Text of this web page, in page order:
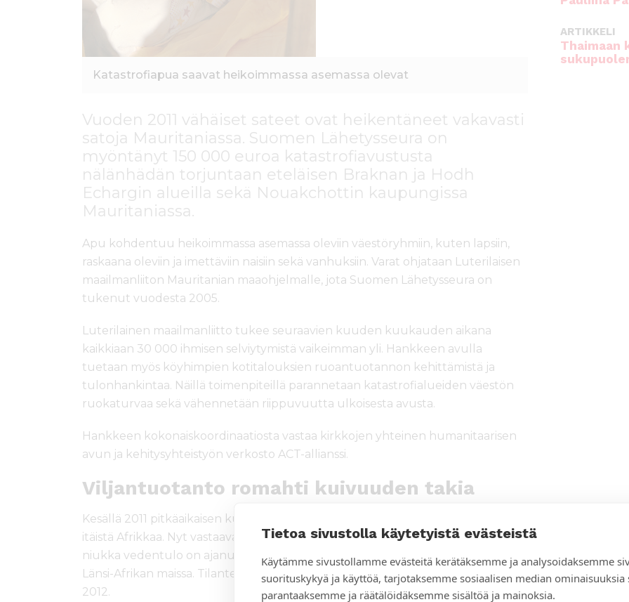
Tietoa sivustolla käytetyistä evästeistä
Käytämme sivustollamme evästeitä kerätäksemme ja analysoidaksemme
suorituskykyä ja käyttöä, tarjotaksemme sosiaalisen median ominaisuuksia
parantaaksemme ja räätälöidäksemme sisältöä ja mainoksia.
Katastrofiapua saavat heikoimmassa asemassa olevat
Vuoden 2011 vähäiset sateet ovat heikentäneet vakavasti
satoja Mauritaniassa. Suomen Lähetysseura on
myöntänyt 150 000 euroa katastrofiavustusta
nälänhädän torjuntaan eteläisen Braknan ja Hodh
Echargin alueilla sekä Nouakchottin kaupungissa
Mauritaniassa.
Apu kohdentuu heikoimmassa asemassa oleviin väestöryhmiin, kuten lapsiin,
raskaana oleviin ja imettäviin naisiin sekä vanhuksiin. Varat ohjataan Luterilaisen
maailmanliiton Mauritanian maaohjelmalle, jota Suomen Lähetysseura on
tukenut vuodesta 2005.
Luterilainen maailmanliitto tukee seuraavien kuuden kuukauden aikana
kaikkiaan 30 000 ihmisen selviytymistä vaikeimman yli. Hankkeen avulla
tuetaan myös köyhimpien kotitalouksien ruoantuotannon kehittämistä ja
tulonhankintaa. Näillä toimenpiteillä parannetaan katastrofialueiden väestön
ruokaturvaa sekä vähennetään riippuvuutta ulkoisesta avusta.
Hankkeen kokonaiskoordinaatiosta vastaa kirkkojen yhteinen humanitaarisen
avun ja kehitysyhteistyön verkosto ACT-allianssi.
Viljantuotanto romahti kuivuuden takia
Kesällä 2011 pitkäaikaisen kuivuuden aiheuttama nälänhätä koetteli raskaasti
itäistä Afrikkaa. Nyt vastaava ilmiö toistuu mantereen länsilaidalla. Vuoden 2011
niukka vedentulo on ajanut paikallisen maataloustuotannon kriisiin monissa
Länsi-Afrikan maissa. Tilanteen ennakoidaan jatkuvan vaikeana läpi vuoden
2012.
ARTIKKELI
Thaimaan